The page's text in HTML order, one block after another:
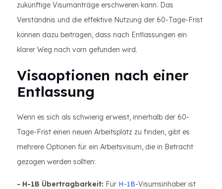
zukünftige Visumanträge erschweren kann. Das
Verständnis und die effektive Nutzung der 60-Tage-Frist
können dazu beitragen, dass nach Entlassungen ein
klarer Weg nach vorn gefunden wird.
Visaoptionen nach einer
Entlassung
Wenn es sich als schwierig erweist, innerhalb der 60-
Tage-Frist einen neuen Arbeitsplatz zu finden, gibt es
mehrere Optionen für ein Arbeitsvisum, die in Betracht
gezogen werden sollten:
- H-1B Übertragbarkeit: Für H-1B-Visumsinhaber ist